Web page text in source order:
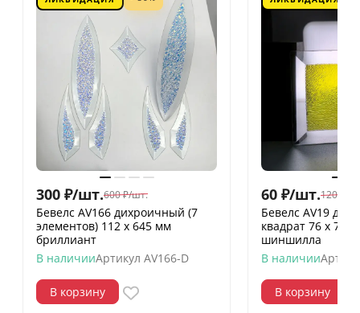
300 ₽/шт.600 ₽/шт.
Бевелс AV166 дихроичный (7
элементов) 112 х 645 мм
бриллиант
В наличииАртикул AV166-D
В корзину
60 ₽/шт.120
Бевелс AV19
квадрат 76 х 76
шиншилла
В наличии
В корзину